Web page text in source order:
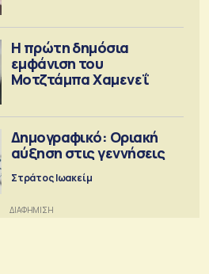
Η πρώτη δημόσια
εμφάνιση του
Μοτζτάμπα Χαμενεΐ
Δημογραφικό: Οριακή
αύξηση στις γεννήσεις
Στράτος Ιωακείμ